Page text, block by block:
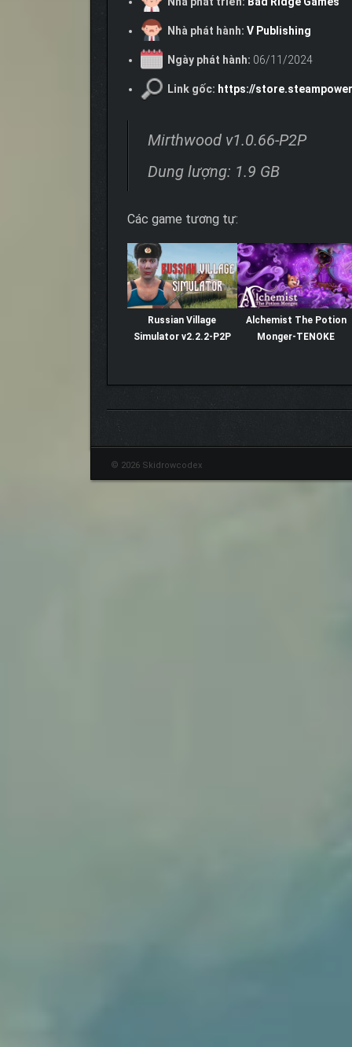
Nhà phát hành: V Publishing
Ngày phát hành: 06/11/2024
Link gốc: https://
Mirthwood v1.0.66-P2P
Dung lượng: 1.9 GB
Các game tương tự:
Russian Village
Simulator v2.2.2-P2P
Alchemist The Potion
Monger-TENOKE
© 2026 Skidrowcodex